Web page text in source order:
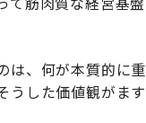
は、何が本質的に
うした価値観がま